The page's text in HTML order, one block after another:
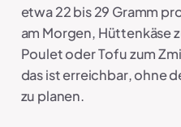
etwa 22 bis 29 Gramm
am Morgen, Hüttenkäse
Poulet oder Tofu zum
das ist erreichbar, ohne
zu planen.